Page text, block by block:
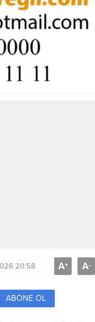
20:58 A+ A-
ABONE OL